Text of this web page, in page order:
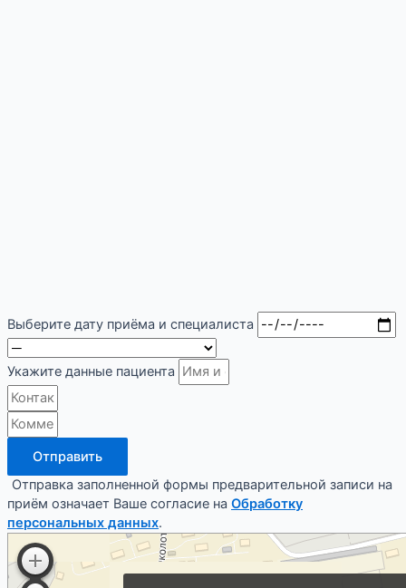
Выберите дату приёма и специалиста
Укажите данные пациента
Отправить
Отправка заполненной формы предварительной записи на
приём означает Ваше согласие на Обработку
персональных данных.